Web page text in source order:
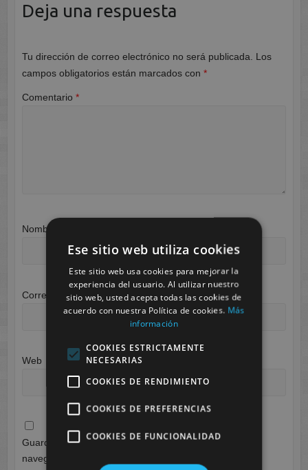
Deja una respuesta
Tu dirección de correo electrónico no será publicada.
Los
campos obligatorios están marcados con *
Comentario *
Nombre
Correo electrónico *
Web
Guarda mi nombre, correo electrónico y web en este
navegador para la próxima vez que comente.
Ese sitio web utiliza cookies
Este sitio web usa cookies para mejorar la
experiencia del usuario. Al utilizar nuestro
sitio web, usted acepta todas las cookies de
acuerdo con nuestra Política de cookies. Más
información
COOKIES ESTRICTAMENTE
NECESARIAS
COOKIES DE RENDIMIENTO
COOKIES DE PREFERENCIAS
COOKIES DE FUNCIONALIDAD